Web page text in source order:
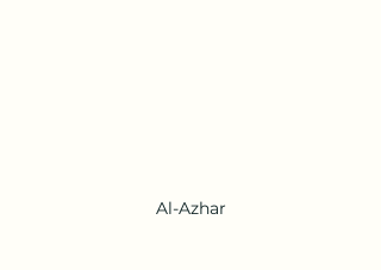
Al-Azhar